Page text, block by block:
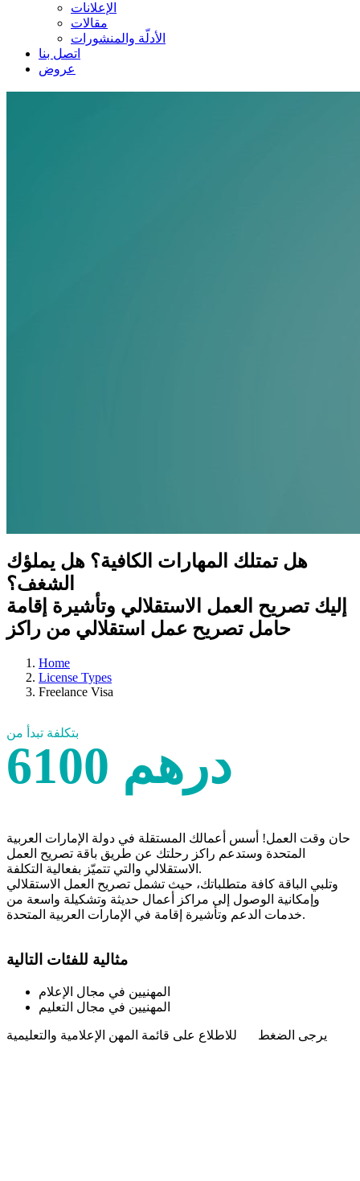
الإعلانات
مقالات
الأدلّة والمنشورات
اتصل بنا
عروض
هل تمتلك المهارات الكافية؟ هل يملؤك
الشغف؟
إليك تصريح العمل الاستقلالي وتأشيرة إقامة
حامل تصريح عمل استقلالي من راكز
Home
License Types
Freelance Visa
بتكلفة تبدأ من
6100 درهم
حان وقت العمل! أسس أعمالك المستقلة في دولة الإمارات العربية
المتحدة وستدعم راكز رحلتك عن طريق باقة تصريح العمل
الاستقلالي والتي تتميّز بفعالية التكلفة.
وتلبي الباقة كافة متطلباتك، حيث تشمل تصريح العمل الاستقلالي
وإمكانية الوصول إلى مراكز أعمال حديثة وتشكيلة واسعة من
خدمات الدعم وتأشيرة إقامة في الإمارات العربية المتحدة.
مثالية للفئات التالية
المهنيين في مجال الإعلام
المهنيين في مجال التعليم
يرجى الضغط للاطلاع على قائمة المهن الإعلامية والتعليمية